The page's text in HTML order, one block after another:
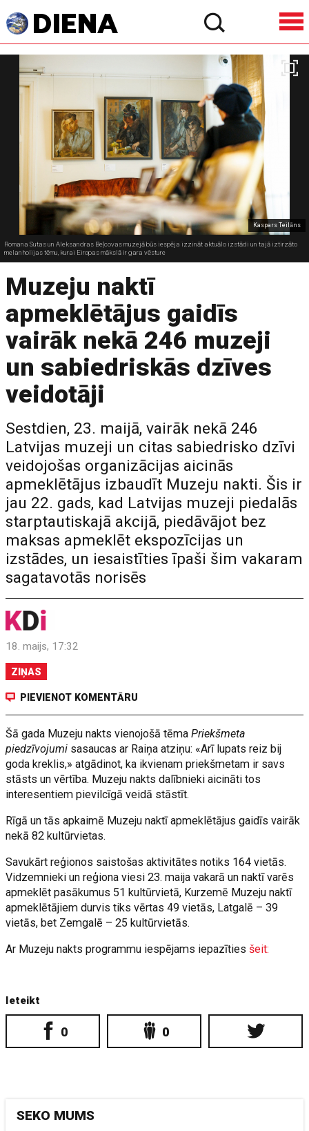
Kaspars Teilāns
Romana Sutas un Aleksandras Beļcovas muzejā būs iespēja izzināt aktuālo izstādi un tajā iztirzāto
melanholijas tēmu, kurai Eiropas mākslā ir gara vēsture
Muzeju naktī
apmeklētājus gaidīs
vairāk nekā 246 muzeji
un sabiedriskās dzīves
veidotāji
Sestdien, 23. maijā, vairāk nekā 246
Latvijas muzeji un citas sabiedrisko dzīvi
veidojošas organizācijas aicinās
apmeklētājus izbaudīt Muzeju nakti. Šis ir
jau 22. gads, kad Latvijas muzeji piedalās
starptautiskajā akcijā, piedāvājot bez
maksas apmeklēt ekspozīcijas un
izstādes, un iesaistīties īpaši šim vakaram
sagatavotās norisēs
18. maijs, 17:32
ZIŅAS
PIEVIENOT KOMENTĀRU
Šā gada Muzeju nakts vienojošā tēmaPriekšmeta
piedzīvojumi sasaucas ar Raiņa atziņu: «Arī lupats reiz bij
goda kreklis,» atgādinot, ka ikvienam priekšmetam ir savs
stāsts un vērtība. Muzeju nakts dalībnieki aicināti tos
interesentiem pievilcīgā veidā stāstīt.
Rīgā un tās apkaimē Muzeju naktī apmeklētājus gaidīs vairāk
nekā 82 kultūrvietas.
Savukārt reģionos saistošas aktivitātes notiks 164 vietās.
Vidzemnieki un reģiona viesi 23. maija vakarā un naktī varēs
apmeklēt pasākumus 51 kultūrvietā, Kurzemē Muzeju naktī
apmeklētājiem durvis tiks vērtas 49 vietās, Latgalē – 39
vietās, bet Zemgalē – 25 kultūrvietās.
Ar Muzeju nakts programmu iespējams iepazītiesšeit:
Ieteikt
0 0
SEKO MUMS